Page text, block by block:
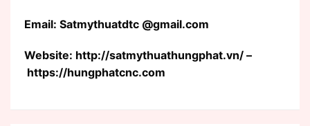
Email: Satmythuatdtc @gmail.com
Website: http://satmythuathungphat.vn/ –
https://hungphatcnc.com